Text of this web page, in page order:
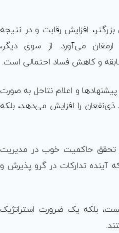
افزایش رقابت و در نتیجه
می‌آورد. از سوی دیگر،
و کاهش فساد احتمالی است.
پیشنهادها و اعلام نتاحل به صورت
ذی‌نفعان را افزایش می‌دهد، بلکه
تحقق حاکمیت خوب در مدیریت
تدارکات در گرو پذیرش و
بلکه یک ضرورت استراتژیک